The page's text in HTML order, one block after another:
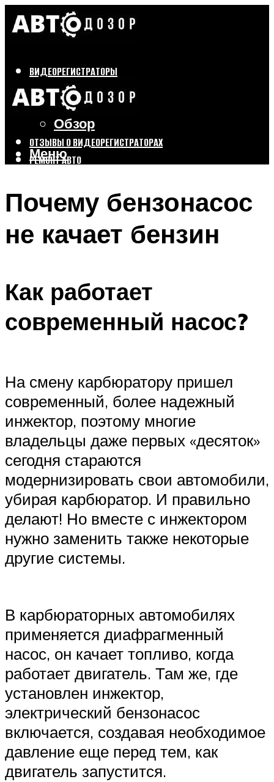
ВИДЕОРЕГИСТРАТОРЫ
Бренды
Выбор
Обзор
ОТЗЫВЫ О ВИДЕОРЕГИСТРАТОРАХ
РЕМОНТ АВТО
Меню
Почему бензонасос
не качает бензин
Как работает
современный насос?
На смену карбюратору пришел
современный, более надежный
инжектор, поэтому многие
владельцы даже первых «десяток»
сегодня стараются
модернизировать свои автомобили,
убирая карбюратор. И правильно
делают! Но вместе с инжектором
нужно заменить также некоторые
другие системы.
В карбюраторных автомобилях
применяется диафрагменный
насос, он качает топливо, когда
работает двигатель. Там же, где
установлен инжектор,
электрический бензонасос
включается, создавая необходимое
давление еще перед тем, как
двигатель запустится.